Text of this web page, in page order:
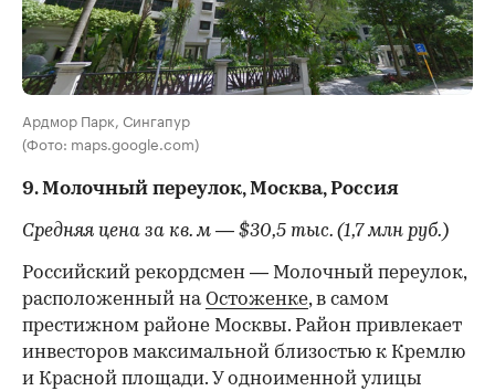
Ардмор Парк, Сингапур
(Фото: maps.google.com)
9. Молочный переулок, Москва, Россия
Средняя цена за кв. м — $30,5 тыс. (1,7 млн руб.)
Российский рекордсмен — Молочный переулок,
расположенный наОстоженке, в самом
престижном районе Москвы. Район привлекает
инвесторов максимальной близостью к Кремлю
и Красной площади. У одноименной улицы